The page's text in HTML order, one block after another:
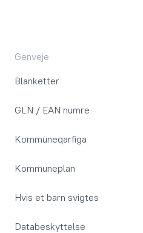
Genveje
Blanketter
GLN / EAN numre
Kommuneqarfiga
Kommuneplan
Hvis et barn svigtes
Databeskyttelse